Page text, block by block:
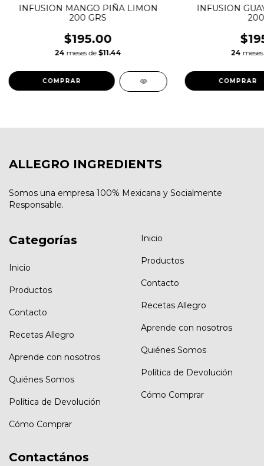
INFUSION MANGO PIÑA LIMON
200 GRS
$195.00
24 meses de $11.44
INFUSION
24
ALLEGRO INGREDIENTS
Somos una empresa 100% Mexicana y Socialmente
Responsable.
Categorías
Inicio
Productos
Contacto
Recetas Allegro
Aprende con nosotros
Quiénes Somos
Política de Devolución
Cómo Comprar
Inicio
Productos
Contacto
Recetas Allegro
Aprende con nosotros
Quiénes Somos
Política de Devolución
Cómo Comprar
Contactános